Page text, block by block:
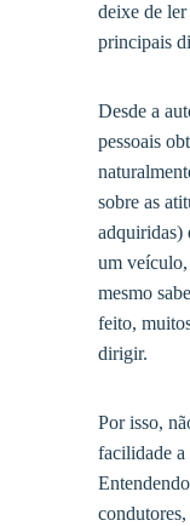
deixe de ler
principais
Desde a
pessoais
sobre as
adquiridas)
um veículo,
mesmo
feito,
dirigir.
Por isso,
facilidade
condutores,